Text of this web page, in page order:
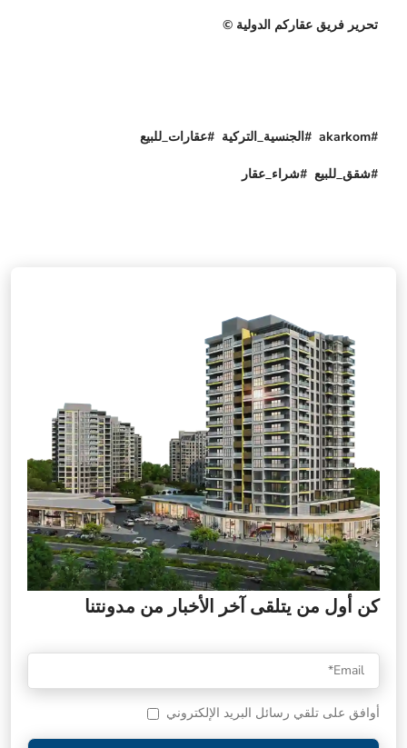
تحرير فريق عقاركم الدولية ©
#akarkom #الجنسية_التركية #عقارات_للبيع
#شقق_للبيع #شراء_عقار
كن أول من يتلقى آخر الأخبار من مدونتنا
أوافق على تلقي رسائل البريد الإلكتروني